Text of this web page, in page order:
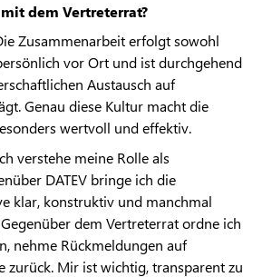
dem Vertreterrat?
Zusammenarbeit erfolgt sowohl
vor Ort und ist durchgehend
Austausch auf
Genau diese Kultur macht die
wertvoll und effektiv.
verstehe meine Rolle als
DATEV bringe ich die
klar, konstruktiv und manchmal
dem Vertreterrat ordne ich
nehme Rückmeldungen auf
zurück. Mir ist wichtig, transparent zu